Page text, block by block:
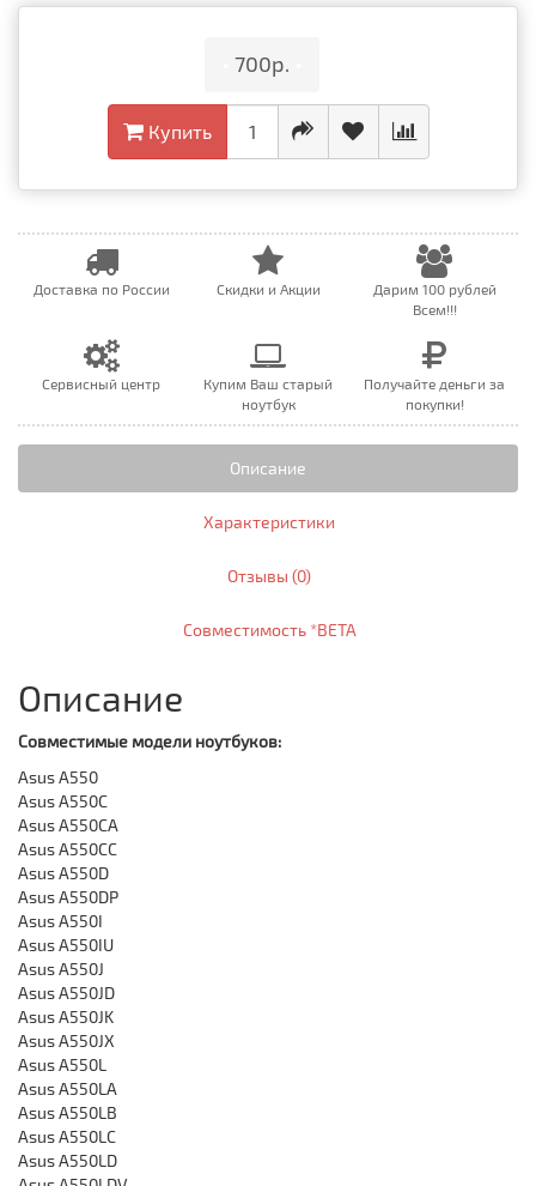
700р.
Купить
Доставка по России Скидки и Акции
Дарим 100 рублей
Всем!!!
Сервисный центр
Купим Ваш старый
ноутбук
Получайте деньги за
покупки!
Описание
Характеристики
Отзывы (0)
Совместимость *BETA
Описание
Совместимые модели ноутбуков:
Asus A550
Asus A550C
Asus A550CA
Asus A550CC
Asus A550D
Asus A550DP
Asus A550I
Asus A550IU
Asus A550J
Asus A550JD
Asus A550JK
Asus A550JX
Asus A550L
Asus A550LA
Asus A550LB
Asus A550LC
Asus A550LD